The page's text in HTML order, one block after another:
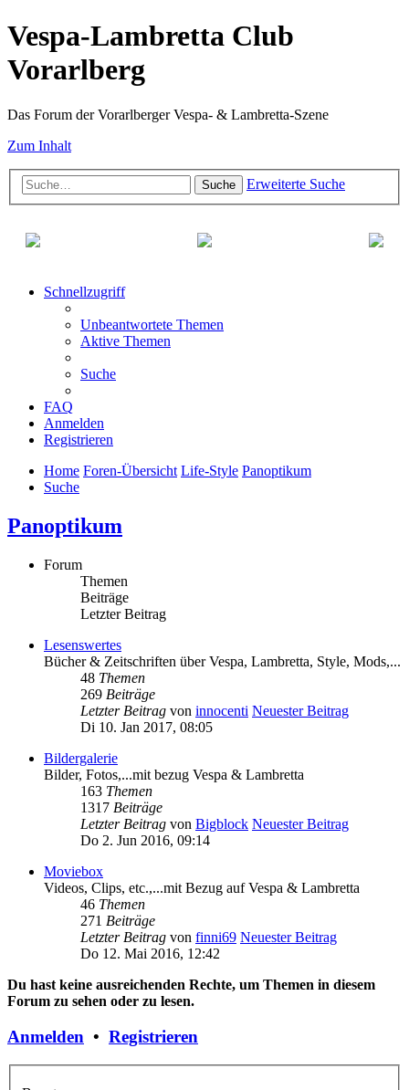
Vespa-Lambretta Club
Vorarlberg
Das Forum der Vorarlberger Vespa- & Lambretta-Szene
Zum Inhalt
Suche Erweiterte Suche
Schnellzugriff
Unbeantwortete Themen
Aktive Themen
Suche
FAQ
Anmelden
Registrieren
Home Foren-Übersicht Life-Style Panoptikum
Suche
Panoptikum
Forum
Themen
Beiträge
Letzter Beitrag
Lesenswertes
Bücher & Zeitschriften über Vespa, Lambretta, Style, Mods,...
48 Themen
269 Beiträge
Letzter Beitrag von innocenti Neuester Beitrag
Di 10. Jan 2017, 08:05
Bildergalerie
Bilder, Fotos,...mit bezug Vespa & Lambretta
163 Themen
1317 Beiträge
Letzter Beitrag von Bigblock Neuester Beitrag
Do 2. Jun 2016, 09:14
Moviebox
Videos, Clips, etc.,...mit Bezug auf Vespa & Lambretta
46 Themen
271 Beiträge
Letzter Beitrag von finni69 Neuester Beitrag
Do 12. Mai 2016, 12:42
Du hast keine ausreichenden Rechte, um Themen in diesem
Forum zu sehen oder zu lesen.
Anmelden • Registrieren